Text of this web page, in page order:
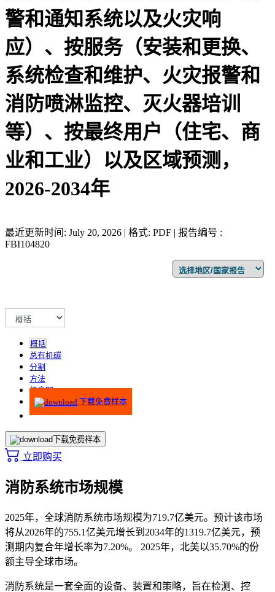
警和通知系统以及火灾响
应）、按服务（安装和更换、
系统检查和维护、火灾报警和
消防喷淋监控、灭火器培训
等）、按最终用户（住宅、商
业和工业）以及区域预测，
2026-2034年
最近更新时间: July 20, 2026 | 格式: PDF | 报告编号 :
FBI104820
概括
总有机碳
分割
方法
信息图
下载免费样本
下载免费样本
立即购买
消防系统市场规模
2025年，全球消防系统市场规模为719.7亿美元。预计该市场
将从2026年的755.1亿美元增长到2034年的1319.7亿美元，预
测期内复合年增长率为7.20%。 2025年，北美以35.70%的份
额主导全球市场。
消防系统是一套全面的设备、装置和策略，旨在检测、控